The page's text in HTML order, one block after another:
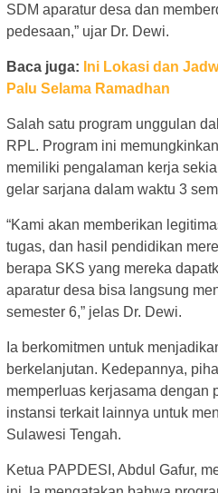
SDM aparatur desa dan
pedesaan,” ujar Dr. Dewi.
Baca juga: Ini Lokasi dan
Palu Selama Ramadhan
Salah satu program unggulan
RPL. Program ini
memiliki pengalaman kerja
gelar sarjana dalam waktu 3
“Kami akan memberikan
tugas, dan hasil pendidikan
berapa SKS yang mereka
aparatur desa bisa langsung
semester 6,” jelas Dr. Dewi.
Ia berkomitmen untuk
berkelanjutan. Kedepannya,
memperluas kerjasama dengan
instansi terkait lainnya untuk
Sulawesi Tengah.
Ketua PAPDESI, Abdul Gafur,